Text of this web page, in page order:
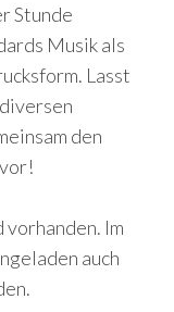
Stunde
Musik als
Lasst
den
vorhanden. Im
auch